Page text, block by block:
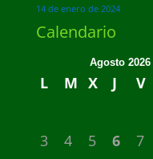
14 de enero de 2024
Calendario
Agosto 2026
L M X J V
3
4 5 6 7